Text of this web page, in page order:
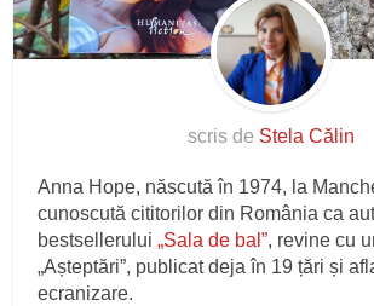
scris de Stela Călin
Anna Hope, născută în 1974, la
cunoscută cititorilor din România ca
bestsellerului„Sala de bal”, revine cu
„Așteptări”, publicat deja în 19 țări și
ecranizare.